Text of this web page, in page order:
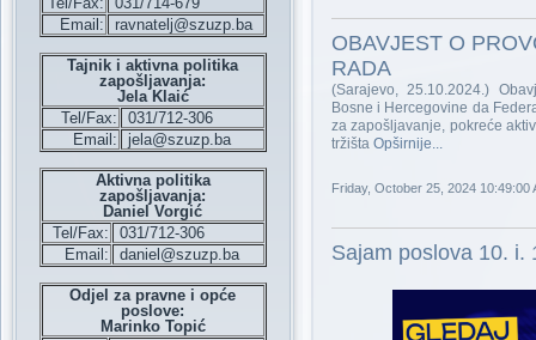
Email:
ravnatelj@szuzp.ba
Tajnik i aktivna politika
zapošljavanja:
Jela Klaić
Tel/Fax:
031/712-306
Email:
jela@szuzp.ba
Aktivna politika
zapošljavanja:
Daniel Vorgić
Tel/Fax:
031/712-306
Email:
daniel@szuzp.ba
Odjel za pravne i opće
poslove:
Marinko Topić
OBAVJEST O
RADA
(Sarajevo, 25.10.2024.)
Bosne i Hercegovine da
za zapošljavanje, pokreće
tržišta Opširnije...
Friday, October 25, 2024 10:49:00
Sajam poslova 10. i.